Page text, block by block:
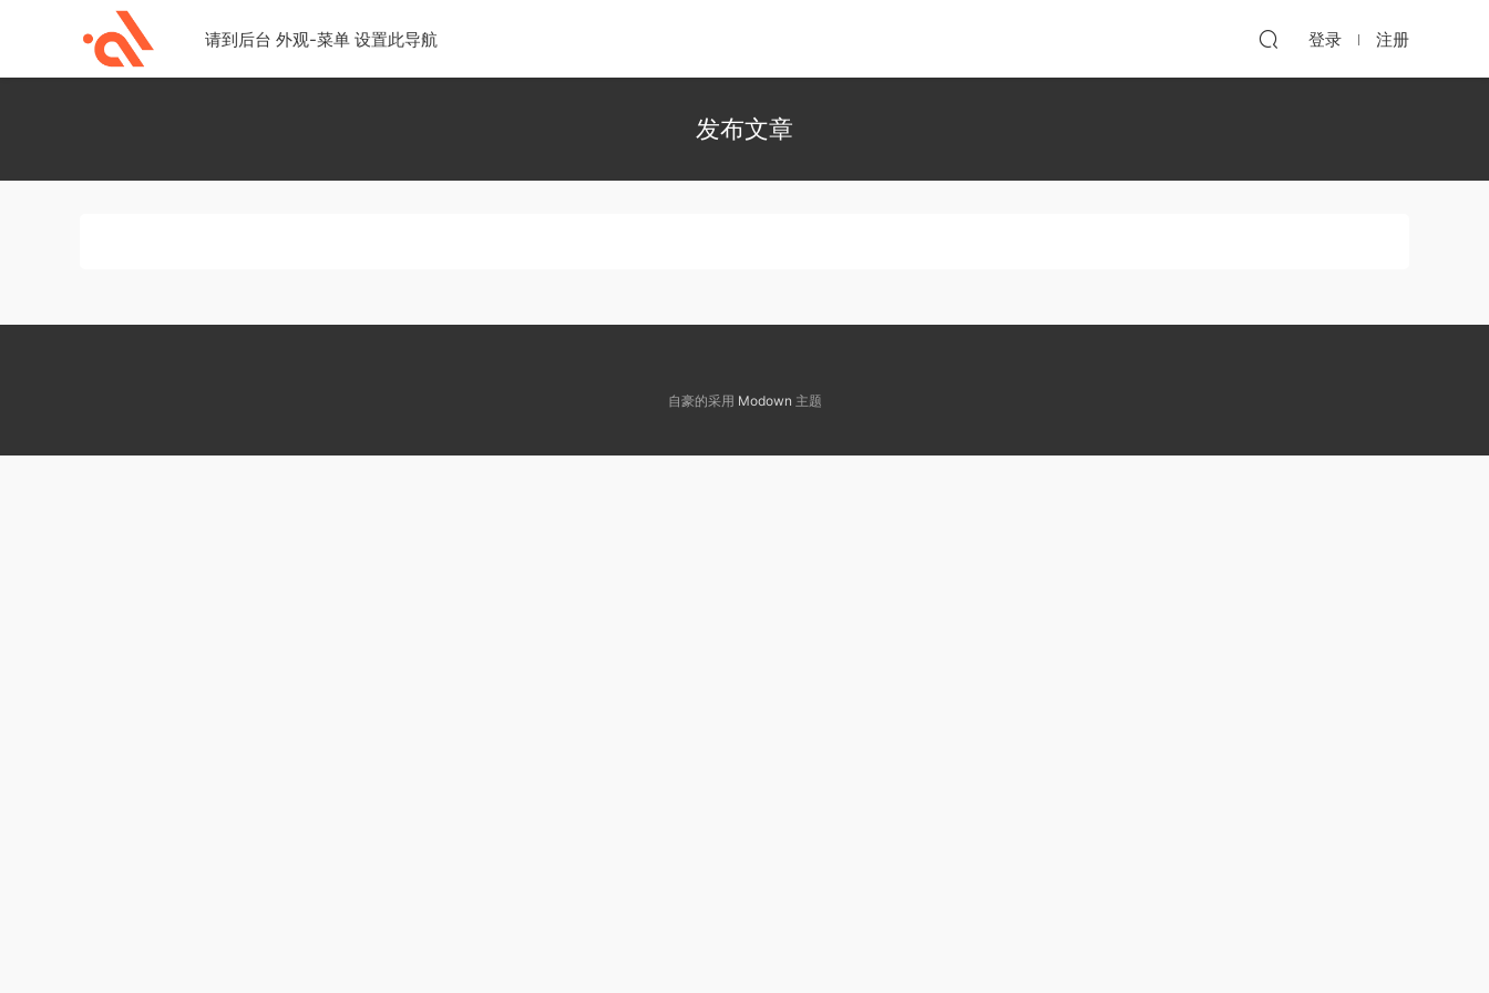
请到后台 外观-菜单 设置此导航 登录 注册
发布文章
自豪的采用 Modown 主题